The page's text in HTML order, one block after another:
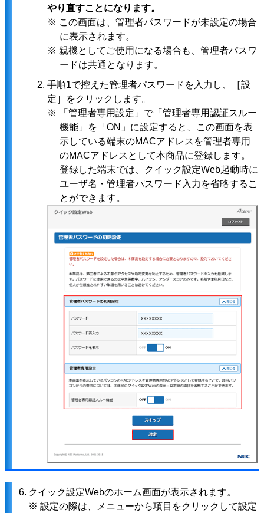
やり直すことになります。
※ この画面は、管理者パスワードが未設定の場合
に表示されます。
※ 親機としてご使用になる場合も、管理者パスワ
ードは共通となります。
手順1で控えた管理者パスワードを入力し、［設
定］をクリックします。
※ 「管理者専用設定」で「管理者専用認証スルー
機能」を「ON」に設定すると、この画面を表
示している端末のMACアドレスを管理者専用
のMACアドレスとして本商品に登録します。
登録した端末では、クイック設定Web起動時に
ユーザ名・管理者パスワード入力を省略するこ
とができます。
6. クイック設定Webのホーム画面が表示されます。
※ 設定の際は、メニューから項目をクリックして設定